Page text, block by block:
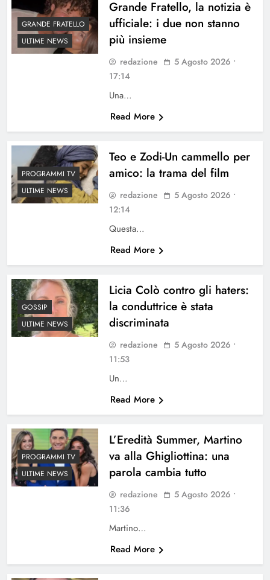
GRANDE FRATELLO
ULTIME NEWS
Grande Fratello, la notizia è
ufficiale: i due non stanno
più insieme
redazione
5 Agosto 2026 •
17:14
Una…
Read More
PROGRAMMI TV
ULTIME NEWS
Teo e Zodi-Un cammello per
amico: la trama del film
redazione
5 Agosto 2026 •
12:14
Questa…
Read More
GOSSIP
ULTIME NEWS
Licia Colò contro gli haters:
la conduttrice è stata
discriminata
redazione
5 Agosto 2026 •
11:53
Un…
Read More
PROGRAMMI TV
ULTIME NEWS
L’Eredità Summer, Martino
va alla Ghigliottina: una
parola cambia tutto
redazione
5 Agosto 2026 •
11:36
Martino…
Read More